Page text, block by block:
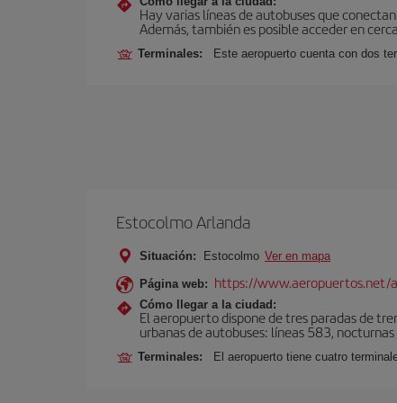
Hay varias líneas de autobuses que
Además, también es posible acceder en
Terminales: Este aeropuerto cuenta con dos
Estocolmo Arlanda
Situación: Estocolmo Ver en mapa
Página web: https://www.aeropuertos.net/
Cómo llegar a la ciudad:
El aeropuerto dispone de tres paradas de
urbanas de autobuses: líneas 583,
Terminales: El aeropuerto tiene cuatro